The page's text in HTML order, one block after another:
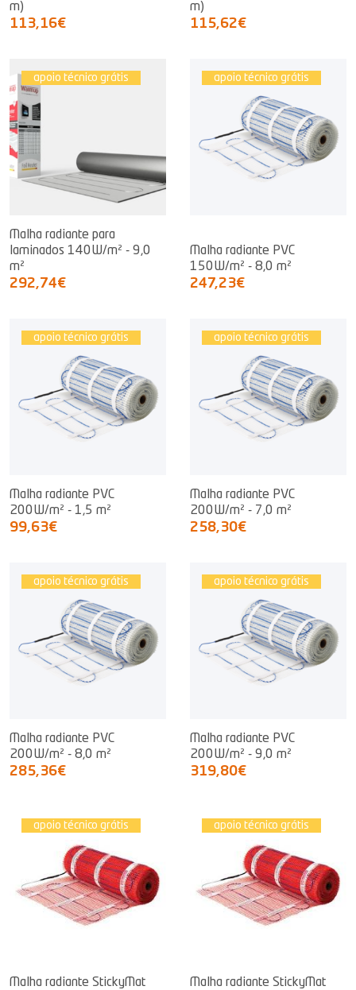
m)
113,16€
m)
115,62€
apoio técnico grátis
Malha radiante para
laminados 140W/m² - 9,0
m²
292,74€
apoio técnico grátis
Malha radiante PVC
150W/m² - 8,0 m²
247,23€
apoio técnico grátis
Malha radiante PVC
200W/m² - 1,5 m²
99,63€
apoio técnico grátis
Malha radiante PVC
200W/m² - 7,0 m²
258,30€
apoio técnico grátis
Malha radiante PVC
200W/m² - 8,0 m²
285,36€
apoio técnico grátis
Malha radiante PVC
200W/m² - 9,0 m²
319,80€
apoio técnico grátis
Malha radiante StickyMat
apoio técnico grátis
Malha radiante StickyMat